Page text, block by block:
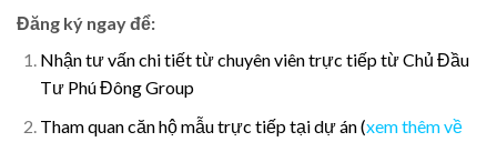
Đăng ký ngay để:
Nhận tư vấn chi tiết từ chuyên viên trực tiếp từ Chủ Đầu
Tư Phú Đông Group
Tham quan căn hộ mẫu trực tiếp tại dự án (xem thêm về